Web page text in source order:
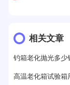
15分钟前用户提
17分钟前用户
22分钟前用户
相关文章
钓箱老化抛光多少
高温老化箱试验箱